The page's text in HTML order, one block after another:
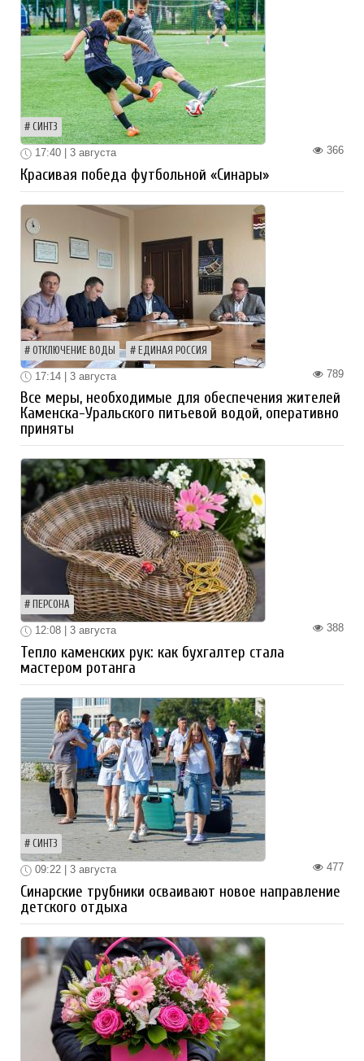
СИНТЗ
366
17:40 | 3 августа
Красивая победа футбольной «Синары»
ОТКЛЮЧЕНИЕ ВОДЫ ЕДИНАЯ РОССИЯ
789
17:14 | 3 августа
Все меры, необходимые для обеспечения жителей
Каменска-Уральского питьевой водой, оперативно
приняты
ПЕРСОНА
388
12:08 | 3 августа
Тепло каменских рук: как бухгалтер стала
мастером ротанга
СИНТЗ
477
09:22 | 3 августа
Синарские трубники осваивают новое направление
детского отдыха